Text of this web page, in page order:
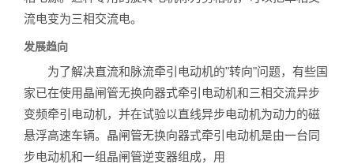
流电变为三相交流电。
发展趋向
为了解决直流和脉流牵引电动机的"转向"问题，有些国
家已在使用晶闸管无换向器式牵引电动机和三相交流异步
变频牵引电动机，并在试验以直线异步电动机为动力的磁
悬浮高速车辆。晶闸管无换向器式牵引电动机是由一台同
步电动机和一组晶闸管逆变器组成，用